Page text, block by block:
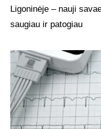
Ligoninėje – nauji
saugiau ir patogiau